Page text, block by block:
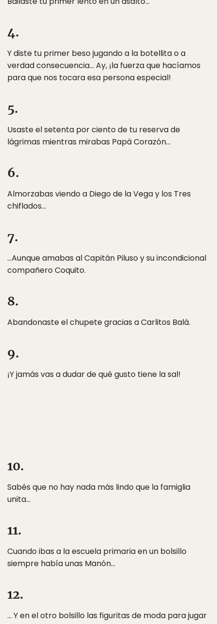
4.
Y diste tu primer beso jugando a la botellita o a
verdad consecuencia… Ay, ¡la fuerza que hacíamos
para que nos tocara esa persona especial!
5.
Usaste el setenta por ciento de tu reserva de
lágrimas mientras mirabas Papá Corazón…
6.
Almorzabas viendo a Diego de la Vega y los Tres
chiflados…
7.
…Aunque amabas al Capitán Piluso y su incondicional
compañero Coquito.
8.
Abandonaste el chupete gracias a Carlitos Balá.
9.
¡Y jamás vas a dudar de qué gusto tiene la sal!
10.
Sabés que no hay nada más lindo que la famiglia
unita…
11.
Cuando ibas a la escuela primaria en un bolsillo
siempre había unas Manón…
12.
… Y en el otro bolsillo las figuritas de moda para jugar